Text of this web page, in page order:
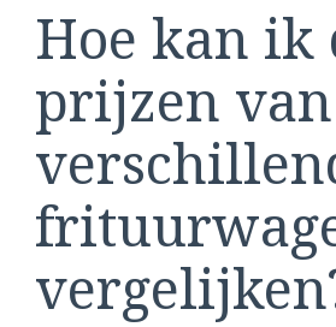
Hoe kan ik
prijzen van